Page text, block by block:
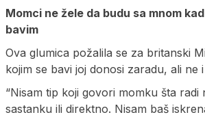
Momci ne žele da budu sa mnom
bavim
Ova glumica požalila se za britanski
kojim se bavi joj donosi zaradu, ali ne
“Nisam tip koji govori momku šta radi
sastanku ili direktno. Nisam baš